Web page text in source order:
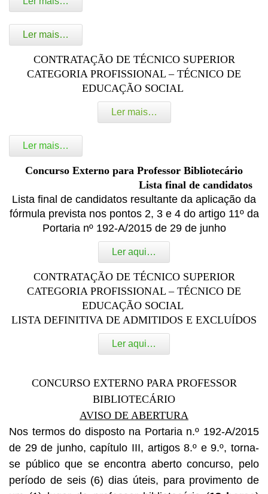
Ler mais…
CONTRATAÇÃO DE TÉCNICO SUPERIOR
CATEGORIA PROFISSIONAL – TÉCNICO DE
EDUCAÇÃO SOCIAL
Ler mais…
Ler mais…
Concurso Externo para Professor Bibliotecário
Lista final de candidatos
Lista final de candidatos resultante da aplicação da
fórmula prevista nos pontos 2, 3 e 4 do artigo 11º da
Portaria nº 192-A/2015 de 29 de junho
Ler aqui…
CONTRATAÇÃO DE TÉCNICO SUPERIOR
CATEGORIA PROFISSIONAL – TÉCNICO DE
EDUCAÇÃO SOCIAL
LISTA DEFINITIVA DE ADMITIDOS E EXCLUÍDOS
Ler aqui…
CONCURSO EXTERNO PARA PROFESSOR
BIBLIOTECÁRIO
AVISO DE ABERTURA
Nos termos do disposto na Portaria n.º 192-A/2015
de 29 de junho, capítulo III, artigos 8.º e 9.º, torna-
se público que se encontra aberto concurso, pelo
período de seis (6) dias úteis, para provimento de